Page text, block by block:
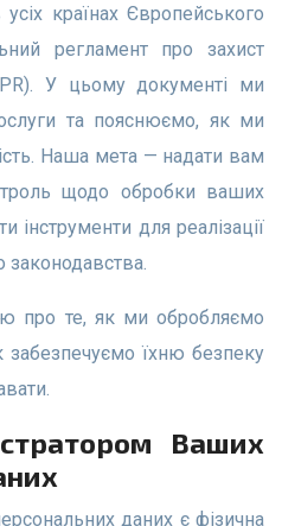
регламент про захист
У цьому документі ми
та пояснюємо, як ми
Наша мета — надати вам
щодо обробки ваших
інструменти для реалізації
забезпечуємо їхню безпеку